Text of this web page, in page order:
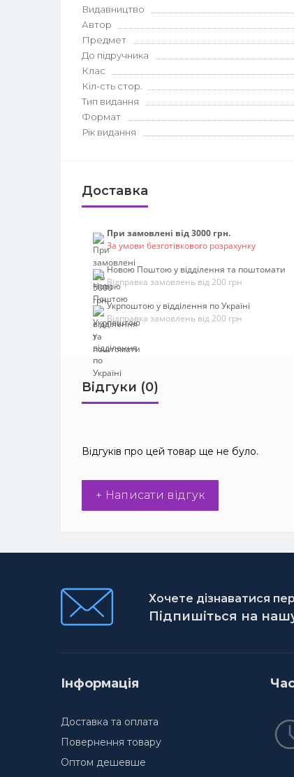
Видавництво
Автор
Предмет
До підручника
Клас
Кіл-сть стор.
Тип видання
Формат
Рік видання
Доставка
При замовлені від 3000 грн.
За умови безготівкового розрахунку
Новою Поштою у відділення та поштомати
Відправка замовлень від 200 грн
Укрпоштою у відділення по Україні
Відправка замовлень від 200 грн
Відгуки (0)
Відгуків про цей товар ще не було.
+ Написати відгук
Хочете дізнаватися
Підпишіться на
Інформація
Доставка та оплата
Повернення товару
Оптом дешевше